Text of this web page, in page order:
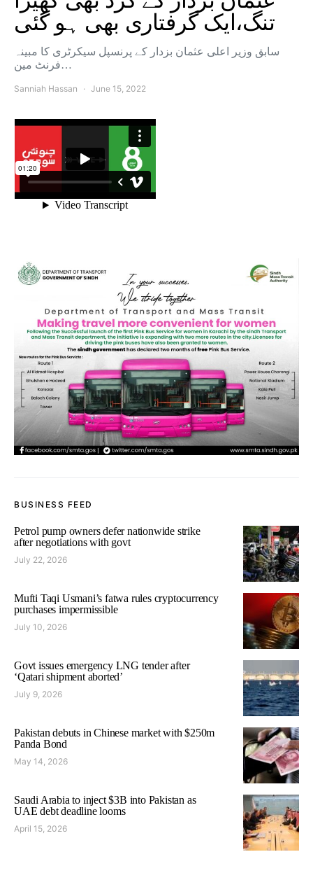
تنگ،ایک گرفتاری بھی ہو گئی
سابق وزیر اعلی عثمان بزدار کے پرنسپل سیکرٹری کا مبینہ
فرنٹ مین…
Sanniah Hassan June 15, 2022
BUSINESS FEED
Petrol pump owners defer nationwide strike
after negotiations with govt
July 22, 2026
Mufti Taqi Usmani’s fatwa rules cryptocurrency
purchases impermissible
July 10, 2026
Govt issues emergency LNG tender after
‘Qatari shipment aborted’
July 9, 2026
Pakistan debuts in Chinese market with $250m
Panda Bond
May 14, 2026
Saudi Arabia to inject $3B into Pakistan as
UAE debt deadline looms
April 15, 2026